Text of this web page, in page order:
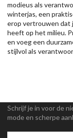
modieus als
winterjas, een
erop vertrouwen dat
heeft op het milieu.
en voeg een
stijlvol als
Schrijf je in voor de
mode en scherpe